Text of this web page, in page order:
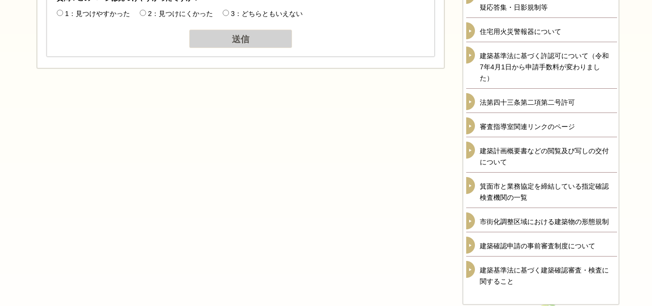
1：見つけやすかった
2：見つけにくかった 3：どちらともいえない
疑応答集・日影規制等
住宅用火災警報器について
建築基準法に基づく許認可について（令和
7年4月1日から申請手数料が変わりまし
た）
法第四十三条第二項第二号許可
審査指導室関連リンクのページ
建築計画概要書などの閲覧及び写しの交付
について
箕面市と業務協定を締結している指定確認
検査機関の一覧
市街化調整区域における建築物の形態規制
建築確認申請の事前審査制度について
建築基準法に基づく建築確認審査・検査に
関すること